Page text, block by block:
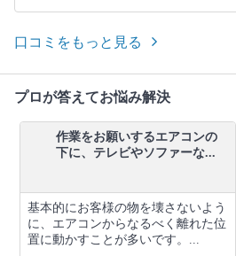
口コミをもっと見る
プロが答えてお悩み解決
作業をお願いするエアコンの
下に、テレビやソファーな...
基本的にお客様の物を壊さないよう
に、エアコンからなるべく離れた位
置に動かすことが多いです。...